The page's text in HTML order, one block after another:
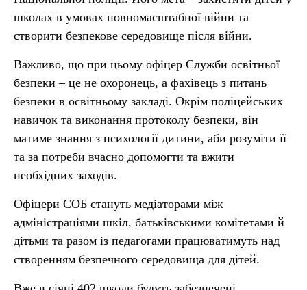
школах в умовах повномасштабної війни та
створити безпекове середовище після війни.
Важливо, що при цьому офіцер Служби освітньої
безпеки – це не охоронець, а фахівець з питань
безпеки в освітньому закладі. Окрім поліцейських
навичок та виконання протоколу безпеки, він
матиме знання з психології дитини, аби розуміти її
та за потреби вчасно допомогти та вжити
необхідних заходів.
Офіцери СОБ стануть медіаторами між
адміністраціями шкіл, батьківськими комітетами й
дітьми та разом із педагогами працюватимуть над
створенням безпечного середовища для дітей.